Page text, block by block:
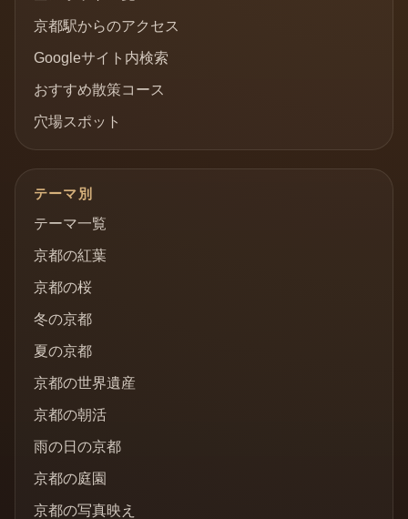
京都駅からのアクセス
Googleサイト内検索
おすすめ散策コース
穴場スポット
テーマ別
テーマ一覧
京都の紅葉
京都の桜
冬の京都
夏の京都
京都の世界遺産
京都の朝活
雨の日の京都
京都の庭園
京都の写真映え